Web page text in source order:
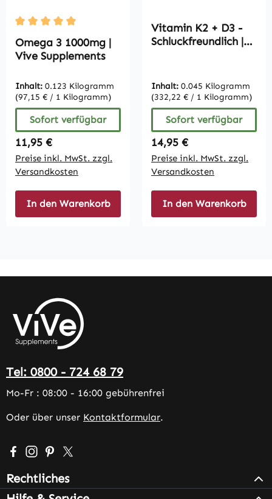
Durchschnittliche Bewertung von 5 von 5 Sternen
Omega 3 1000mg |
Vive Supplements
Inhalt: 0.123 Kilogramm
(97,15 € / 1 Kilogramm)
Sofort verfügbar
Regulärer Preis:
11,95 €
Preise inkl. MwSt. zzgl.
Versandkosten
In den Warenkorb
Vitamin K2 + D3 -
Schluckfreundlich |
Inhalt: 0.045 Kilogramm
(332,22 € / 1 Kilogramm)
Sofort verfügbar
Regulärer Preis:
14,95 €
Preise inkl. MwSt. zzgl.
Versandkosten
In den Warenkorb
Tel: 0800 - 724 68 79
Mo-Fr : 08:00 - 16:00 gebührenfrei
Oder über unser Kontaktformular.
Besuche uns auf Facebook – öffnet in neuem Tab
Schau auf Instagram vorbei – öffnet in neuem Tab
Lass dich auf Pinterest inspirieren – öffnet in
Folge uns auf X – öffnet in neuem Tab
Rechtliches